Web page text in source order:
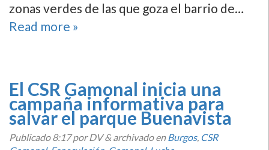
zonas verdes de las que goza el barrio de…
Read more »
El CSR Gamonal inicia una
campaña informativa para
salvar el parque Buenavista
Publicado8:17por DV&archivado enBurgos, CSR